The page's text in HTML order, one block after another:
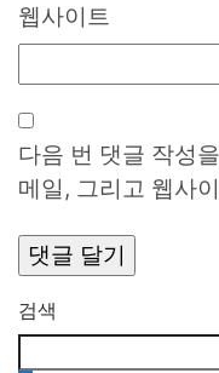
웹사이트
다음 번 댓글 작성
메일, 그리고 웹사
검색